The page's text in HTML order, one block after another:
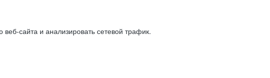
сайта и анализировать сетевой трафик.